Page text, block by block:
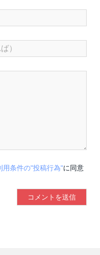
用条件の"投稿行為"に同意